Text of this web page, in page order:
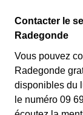
Contacter le
Radegonde
Vous pouvez
Radegonde
disponibles du
le numéro 09